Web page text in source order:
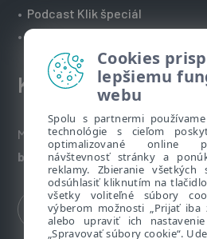
• Podcast Klik špeciál
•Technická podpora spoločnosti
Kontakt
Máte nezodpovedané otázky?
bezpecnenanete@eset.sk
Cookies
lepšiemu
webu
Spolu s partnermi
technológie s cieľom
optimalizované online
návštevnosť stránky a
reklamy. Zbieranie
odsúhlasiť kliknutím na
všetky voliteľné súbory
výberom možnosti „Prijať iba
alebo upraviť ich
„Spravovať súbory cookie“.